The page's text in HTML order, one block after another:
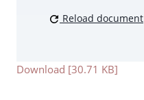
Reload document
Download [30.71 KB]